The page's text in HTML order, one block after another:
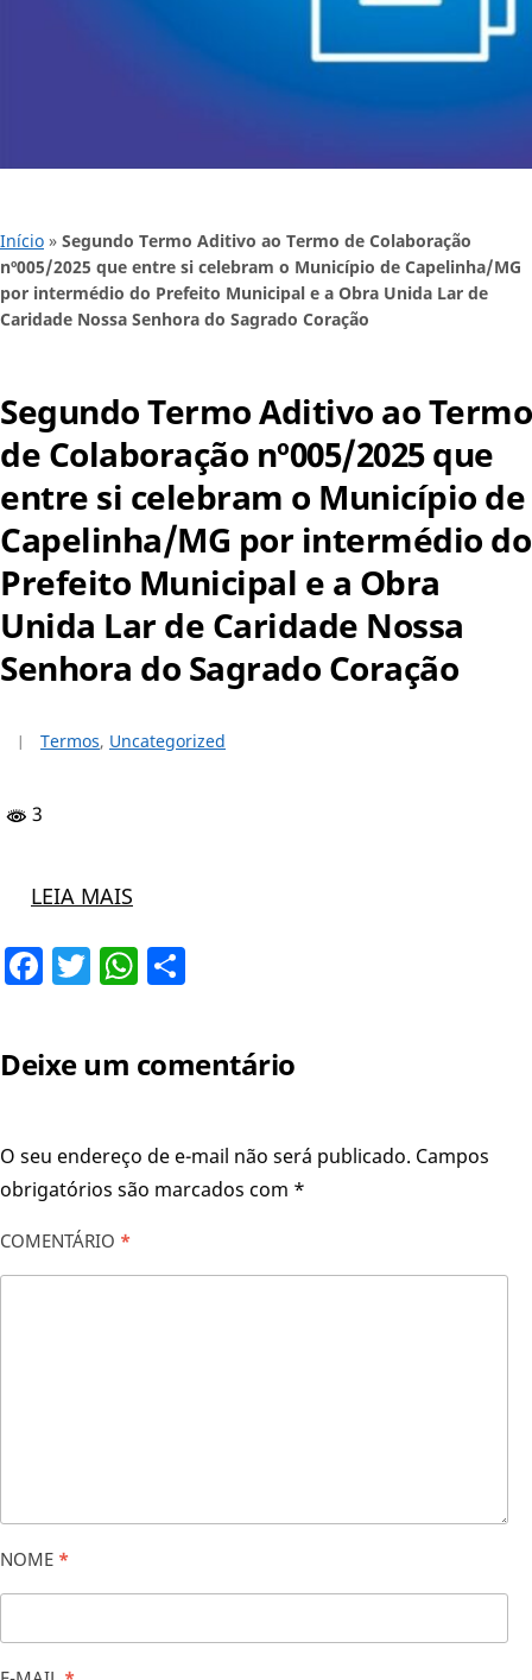
Início » Segundo Termo Aditivo ao Termo de Colaboração
nº005/2025 que entre si celebram o Município de Capelinha/MG
por intermédio do Prefeito Municipal e a Obra Unida Lar de
Caridade Nossa Senhora do Sagrado Coração
Segundo Termo Aditivo ao Termo
de Colaboração nº005/2025 que
entre si celebram o Município de
Capelinha/MG por intermédio do
Prefeito Municipal e a Obra
Unida Lar de Caridade Nossa
Senhora do Sagrado Coração
Termos, Uncategorized
3
LEIA MAIS
Facebook
TwitterWhatsApp
Deixe um comentário
O seu endereço de e-mail não será publicado. Campos
obrigatórios são marcados com *
COMENTÁRIO *
NOME *